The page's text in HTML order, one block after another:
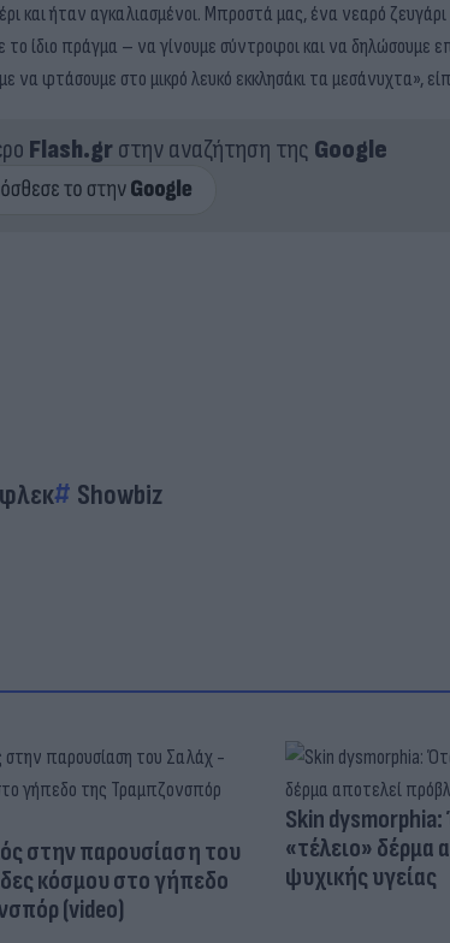
και ήταν αγκαλιασμένοι. Μπροστά μας, ένα νεαρό
ίδιο πράγμα – να γίνουμε σύντροφοι και να δηλώσουμε
φτάσουμε στο μικρό λευκό εκκλησάκι τα μεσάνυχτα»,
Flash.grστην αναζήτηση της Google
Showbiz
στην παρουσίαση του
κόσμου στο γήπεδο
(video)
Skin
«τέλειο» δέρμα
ψυχικής υγείας